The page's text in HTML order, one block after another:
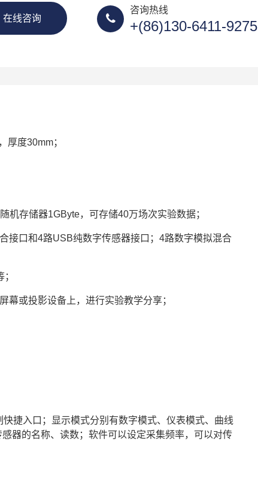
在线咨询
咨询热线
+(86)130-6411-9275
厚度30mm；
机存储器1GByte，可存储40万场次实验数据；
接口和4路USB纯数字传感器接口；4路数字模拟混合
幕或投影设备上，进行实验教学分享；
捷入口；显示模式分别有数字模式、仪表模式、曲线
器的名称、读数；软件可以设定采集频率，可以对传